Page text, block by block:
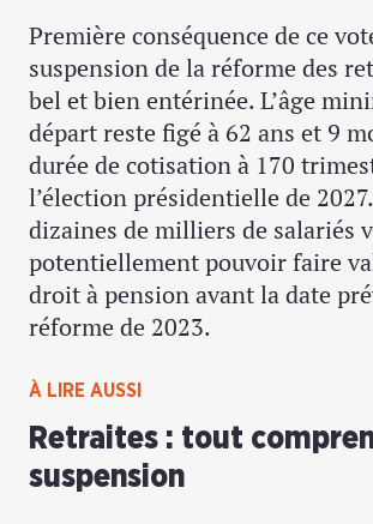
Première conséquence de ce
suspension de la réforme des
bel et bien entérinée. L’âge
départ reste figé à 62 ans et 9
durée de cotisation à 170
l’élection présidentielle de
dizaines de milliers de salariés
potentiellement pouvoir faire
droit à pension avant la date
réforme de 2023.
À LIRE AUSSI
Retraites : tout
suspension